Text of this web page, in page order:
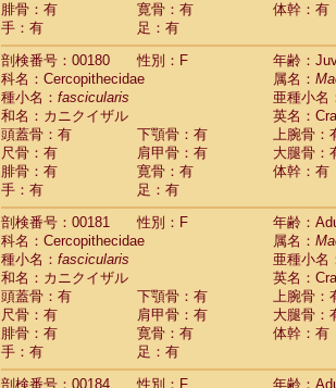
腓骨：有
寛骨：有
体幹：有
手：有
足：有
剖検番号：00180
性別：F
年齢：
科名：Cercopithecidae
属名：
種小名： fascicularis
亜種小名
和名：カニクイザル
英名：
頭蓋骨：有
下顎骨：有
上腕骨：
尺骨：有
肩甲骨：有
大腿骨：
腓骨：有
寛骨：有
体幹：有
手：有
足：有
剖検番号：00181
性別：F
年齢：
科名：Cercopithecidae
属名：
種小名： fascicularis
亜種小名
和名：カニクイザル
英名：
頭蓋骨：有
下顎骨：有
上腕骨：
尺骨：有
肩甲骨：有
大腿骨：
腓骨：有
寛骨：有
体幹：有
手：有
足：有
剖検番号：00184
性別：F
年齢：